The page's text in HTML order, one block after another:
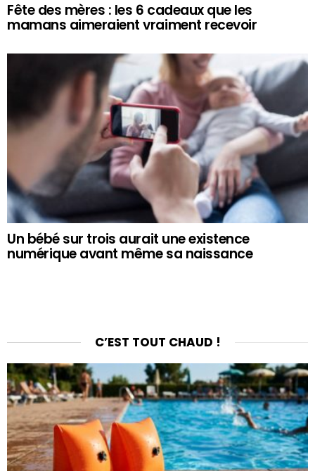
Fête des mères : les 6 cadeaux que les
mamans aimeraient vraiment recevoir
Un bébé sur trois aurait une existence
numérique avant même sa naissance
C’EST TOUT CHAUD !